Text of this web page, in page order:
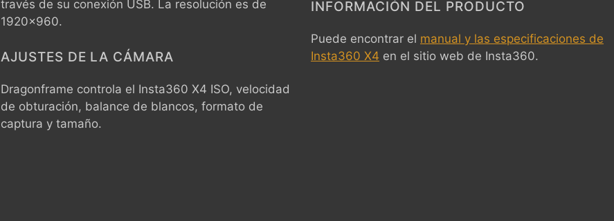
través de su conexión USB. La resolución es de
1920x960.
AJUSTES DE LA CÁMARA
Dragonframe controla el Insta360 X4 ISO, velocidad
de obturación, balance de blancos, formato de
captura y tamaño.
INFORMACIÓN DEL PRODUCTO
Puede encontrar el manual y las especificaciones de
Insta360 X4 en el sitio web de Insta360.